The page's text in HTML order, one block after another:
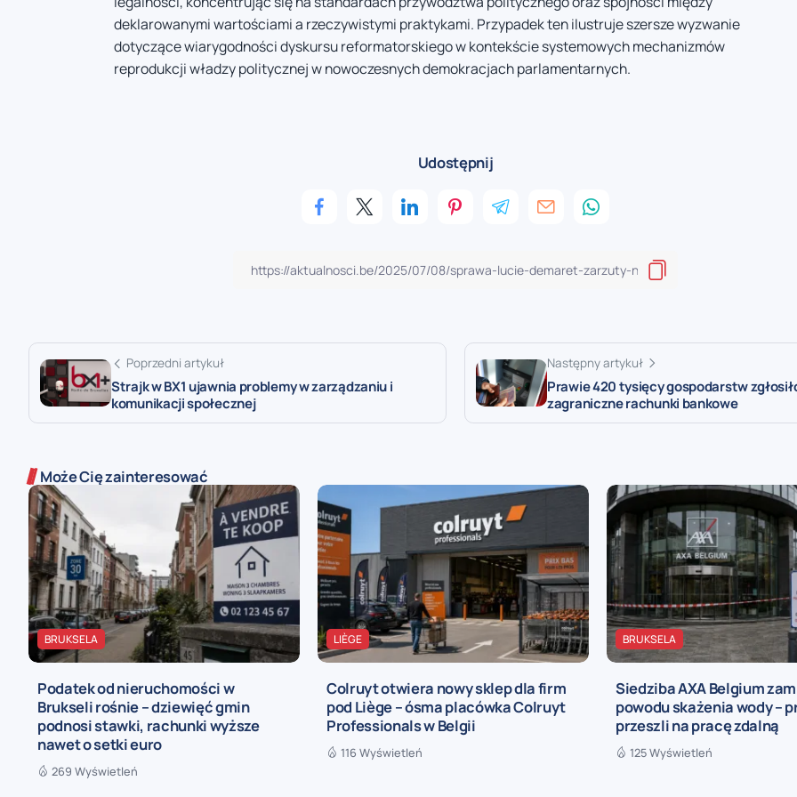
deklarowanymi wartościami a rzeczywistymi praktykami. Przypadek ten ilustruje szersze wyzwanie
dotyczące wiarygodności dyskursu reformatorskiego w kontekście systemowych mechanizmów
reprodukcji władzy politycznej w nowoczesnych demokracjach parlamentarnych.
Udostępnij
Poprzedni artykuł
Strajk w BX1 ujawnia problemy w zarządzaniu i
komunikacji społecznej
Następny artykuł
Prawie 420 tysięcy gospodarstw
zagraniczne rachunki bankowe
Może Cię zainteresować
BRUKSELA
Podatek od nieruchomości w
Brukseli rośnie – dziewięć gmin
podnosi stawki, rachunki wyższe
nawet o setki euro
269 Wyświetleń
LIÈGE
Colruyt otwiera nowy sklep dla firm
pod Liège – ósma placówka Colruyt
Professionals w Belgii
116 Wyświetleń
BRUKSELA
Siedziba AXA Belgium
powodu skażenia wody –
przeszli na pracę zdalną
125 Wyświetleń